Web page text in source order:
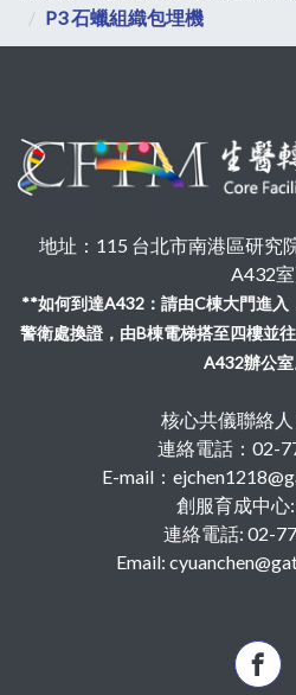
P3 石蠟組織包埋機
地址：115 台北市南港區研究
A432
**如何到達A432：請由C棟大門進入
警衛處換證，由B棟電梯搭至四樓並
A432辦公
核心共儀聯絡
連絡電話：02-
E-mail：
創服育成中心
連絡電話: 02-
Email: